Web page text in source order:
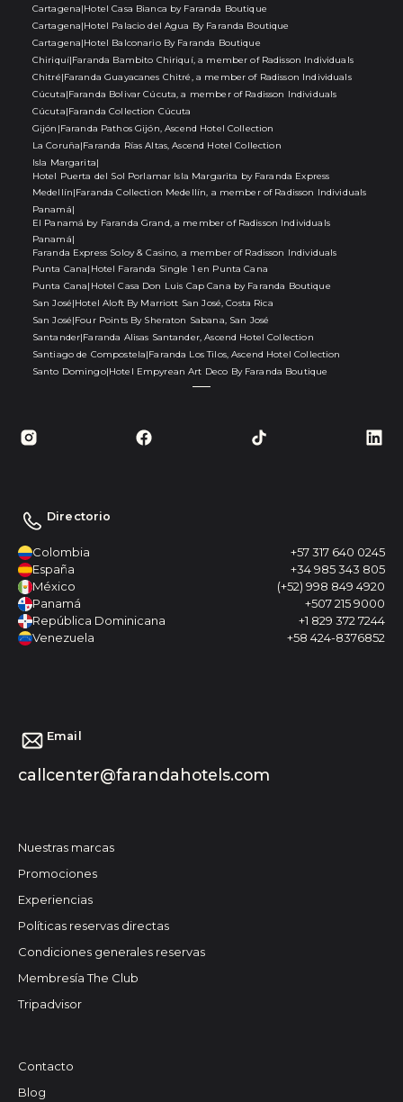
Cartagena|Hotel Casa Bianca by Faranda Boutique
Cartagena|Hotel Palacio del Agua By Faranda Boutique
Cartagena|Hotel Balconario By Faranda Boutique
Chiriquí|Faranda Bambito Chiriquí, a member of Radisson Individuals
Chitré|Faranda Guayacanes Chitré, a member of Radisson Individuals
Cúcuta|Faranda Bolivar Cúcuta, a member of Radisson Individuals
Cúcuta|Faranda Collection Cúcuta
Gijón |Faranda Pathos Gijón, Ascend Hotel Collection
La Coruña|Faranda Rías Altas, Ascend Hotel Collection
Isla Margarita|
Hotel Puerta del Sol Porlamar Isla Margarita by Faranda Express
Medellín|Faranda Collection Medellín, a member of Radisson Individuals
Panamá|
El Panamá by Faranda Grand, a member of Radisson Individuals
Panamá|
Faranda Express Soloy & Casino, a member of Radisson Individuals
Punta Cana| Hotel Faranda Single 1 en Punta Cana
Punta Cana| Hotel Casa Don Luis Cap Cana by Faranda Boutique
San José|Hotel Aloft By Marriott San José, Costa Rica
San José|Four Points By Sheraton Sabana, San José
Santander|Faranda Alisas Santander, Ascend Hotel Collection
Santiago de Compostela|Faranda Los Tilos, Ascend Hotel Collection
Santo Domingo|Hotel Empyrean Art Deco By Faranda Boutique
Directorio
Colombia
+57 317 640 0245
España
+34 985 343 805
México
(+52) 998 849 4920
Panamá
+507 215 9000
República Dominicana
+1 829 372 7244
Venezuela
+58 424-8376852
Email
callcenter@farandahotels.com
Nuestras marcas
Promociones
Experiencias
Políticas reservas directas
Condiciones generales reservas
Membresía The Club
Tripadvisor
Contacto
Blog